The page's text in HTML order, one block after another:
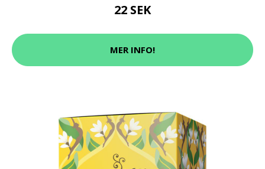
22 SEK
MER INFO!